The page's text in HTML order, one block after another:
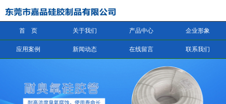
首 页 关于我们 产品中心 企业形象
应用案例 新闻动态 在线留言 联系我们
信息搜索
搜索